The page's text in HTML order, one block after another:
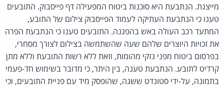
מייצגת. הנתבעת היא סוכנות ביטוח המפעילה דף פייסבוק. התובעים
טענו כי הנתבעת העתיקה לעמוד הפייסבוק צילום של התובע,
המתעד רכב העולה באש בהפגנה. התובעים טענו כי הנתבעת הפרה
את זכויות היוצרים שלהם שעה שהשתמשה בצילום לצורך מסחרי,
בפרסום ביטוח מפני נזקי מהומות, וזאת ללא רשות התובעת וללא מתן
קרדיט לתובע. הנתבעת טענה, בין היתר, כי מדובר בשימוש חד-פעמי
בתמונה, על-ידי סטונדט ששגה, שהופסק מיד עם פניית התובעים, וכי